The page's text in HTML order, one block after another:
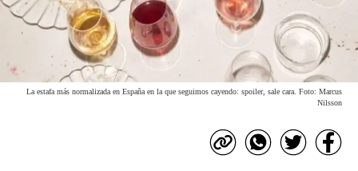
La estafa más normalizada en España en la que seguimos cayendo: spoiler, sale cara. Foto: Marcus
Nilsson